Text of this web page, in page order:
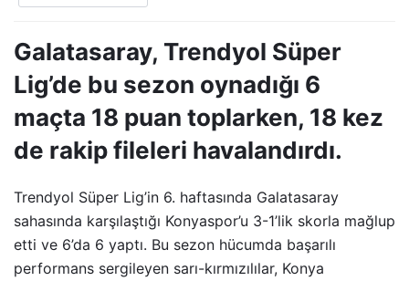
Galatasaray, Trendyol Süper
Lig’de bu sezon oynadığı 6
maçta 18 puan toplarken, 18 kez
de rakip fileleri havalandırdı.
Trendyol Süper Lig’in 6. haftasında Galatasaray
sahasında karşılaştığı Konyaspor’u 3-1’lik skorla mağlup
etti ve 6’da 6 yaptı. Bu sezon hücumda başarılı
performans sergileyen sarı-kırmızılılar, Konya